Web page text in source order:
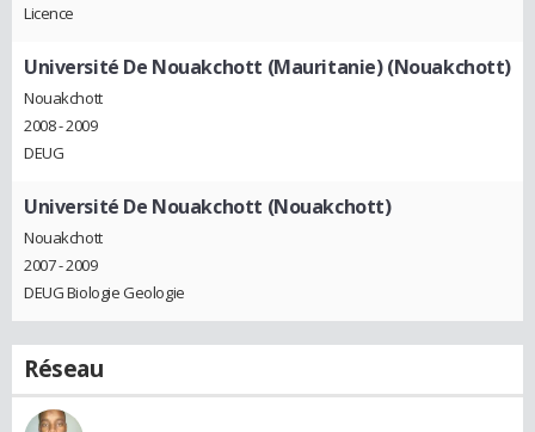
Licence
Université De Nouakchott (Mauritanie) (Nouakchott)
Nouakchott
2008 - 2009
DEUG
Université De Nouakchott (Nouakchott)
Nouakchott
2007 - 2009
DEUG Biologie Geologie
Réseau